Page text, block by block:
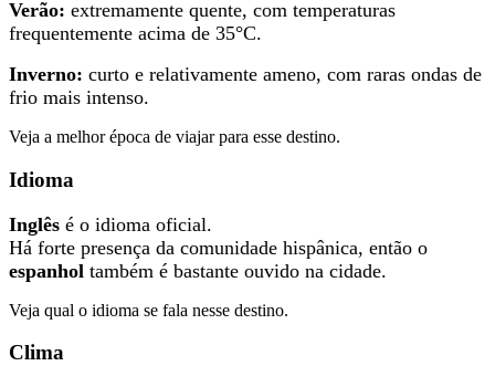
Verão: extremamente quente, com temperaturas
frequentemente acima de 35°C.
Inverno: curto e relativamente ameno, com raras ondas de
frio mais intenso.
Veja a melhor época de viajar para esse destino.
Idioma
Inglês é o idioma oficial.
Há forte presença da comunidade hispânica, então o
espanhol também é bastante ouvido na cidade.
Veja qual o idioma se fala nesse destino.
Clima